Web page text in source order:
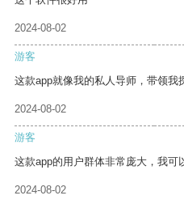
2024-08-02
游客
这款app就像我的私人导师，带领我
2024-08-02
游客
这款app的用户群体非常庞大，我可
2024-08-02